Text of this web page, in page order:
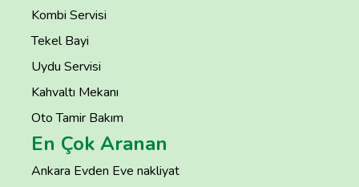
Kombi Servisi
Tekel Bayi
Uydu Servisi
Kahvaltı Mekanı
Oto Tamir Bakım
En Çok Aranan
Ankara Evden Eve nakliyat